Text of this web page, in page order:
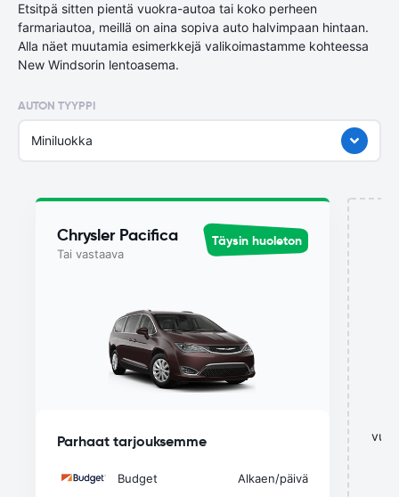
Etsitpä sitten pientä vuokra-autoa tai koko perheen
farmariautoa, meillä on aina sopiva auto halvimpaan hintaan.
Alla näet muutamia esimerkkejä valikoimastamme kohteessa
New Windsorin lentoasema.
AUTON TYYPPI
Miniluokka
Chrysler Pacifica
Tai vastaava
Täysin huoleton
Parhaat tarjouksemme
Budget Alkaen/päivä